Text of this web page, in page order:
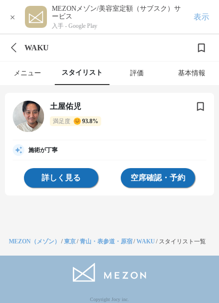
×
MEZONメゾン/美容室定額（サブスク）サ
ービス
入手 - Google Play
表示
WAKU
メニュー スタイリスト 評価 基本情報
土屋佑児
満足度 93.8%
施術が丁寧
詳しく見る 空席確認・予約
MEZON（メゾン） /東京/青山・表参道・原宿/WAKU/ スタイリスト一覧
Copyright Jocy inc.